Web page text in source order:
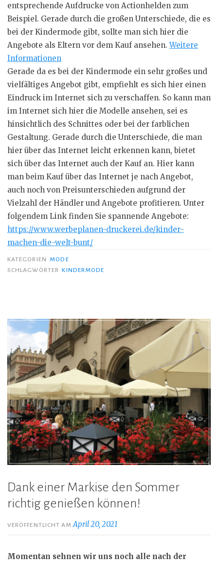
entsprechende Aufdrucke von Actionhelden zum
Beispiel. Gerade durch die großen Unterschiede, die es
bei der Kindermode gibt, sollte man sich hier die
Angebote als Eltern vor dem Kauf ansehen.Weitere
Informationen
Gerade da es bei der Kindermode ein sehr großes und
vielfältiges Angebot gibt, empfiehlt es sich hier einen
Eindruck im Internet sich zu verschaffen. So kann man
im Internet sich hier die Modelle ansehen, sei es
hinsichtlich des Schnittes oder bei der farblichen
Gestaltung. Gerade durch die Unterschiede, die man
hier über das Internet leicht erkennen kann, bietet
sich über das Internet auch der Kauf an. Hier kann
man beim Kauf über das Internet je nach Angebot,
auch noch von Preisunterschieden aufgrund der
Vielzahl der Händler und Angebote profitieren. Unter
folgendem Link finden Sie spannende Angebote:
https://www.werbeplanen-druckerei.de/kinder-
machen-die-welt-bunt/
KATEGORIEN
MODE
SCHLAGWÖRTER
KINDERMODE
Dank einer Markise den Sommer
richtig genießen können!
VERÖFFENTLICHT AMApril 20, 2021
Momentan sehnen wir uns noch alle nach der